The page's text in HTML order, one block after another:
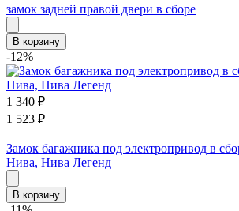
замок задней правой двери в сборе
В корзину
-12%
1 340 ₽
1 523 ₽
Замок багажника под электропривод в
Нива, Нива Легенд
В корзину